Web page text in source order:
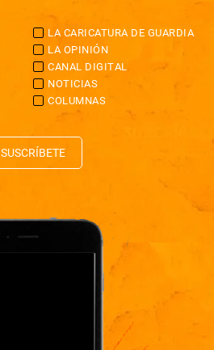
LA CARICATURA DE GUARDIA
LA OPINIÓN
CANAL DIGITAL
NOTICIAS
COLUMNAS
SUSCRÍBETE